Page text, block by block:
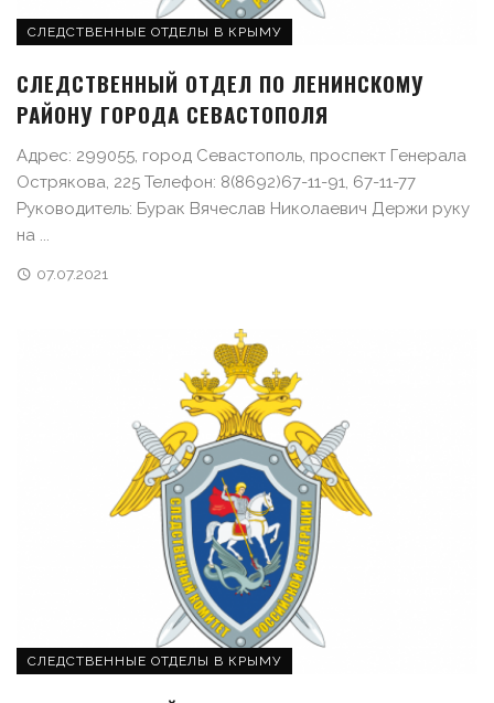
СЛЕДСТВЕННЫЕ ОТДЕЛЫ В КРЫМУ
СЛЕДСТВЕННЫЙ ОТДЕЛ ПО ЛЕНИНСКОМУ
РАЙОНУ ГОРОДА СЕВАСТОПОЛЯ
Адрес: 299055, город Севастополь, проспект Генерала
Острякова, 225 Телефон: 8(8692)67-11-91, 67-11-77
Руководитель: Бурак Вячеслав Николаевич Держи руку
на ...
07.07.2021
СЛЕДСТВЕННЫЕ ОТДЕЛЫ В КРЫМУ